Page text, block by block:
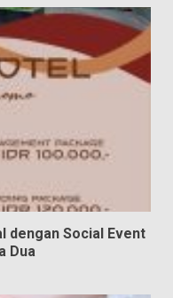
dengan Social Event
Dua